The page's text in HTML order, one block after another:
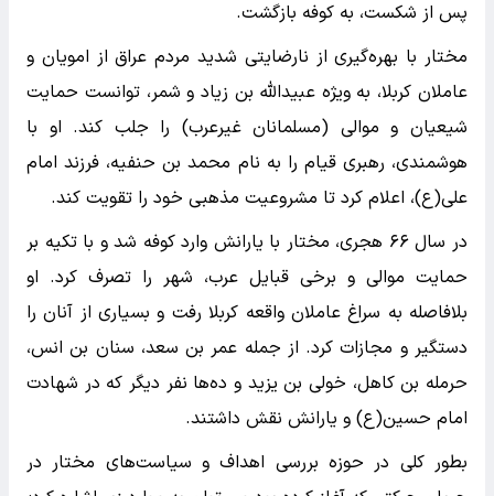
پس از شکست، به کوفه بازگشت.
مختار با بهره‌گیری از نارضایتی شدید مردم عراق از امویان و
عاملان کربلا، به ویژه عبیدالله بن زیاد و شمر، توانست حمایت
شیعیان و موالی (مسلمانان غیرعرب) را جلب کند. او با
هوشمندی، رهبری قیام را به نام محمد بن حنفیه، فرزند امام
علی(ع)، اعلام کرد تا مشروعیت مذهبی خود را تقویت کند.
در سال ۶۶ هجری، مختار با یارانش وارد کوفه شد و با تکیه بر
حمایت موالی و برخی قبایل عرب، شهر را تصرف کرد. او
بلافاصله به سراغ عاملان واقعه کربلا رفت و بسیاری از آنان را
دستگیر و مجازات کرد. از جمله عمر بن سعد، سنان بن انس،
حرمله بن کاهل، خولی بن یزید و ده‌ها نفر دیگر که در شهادت
امام حسین(ع) و یارانش نقش داشتند.
بطور کلی در حوزه بررسی اهداف و سیاست‌های مختار در